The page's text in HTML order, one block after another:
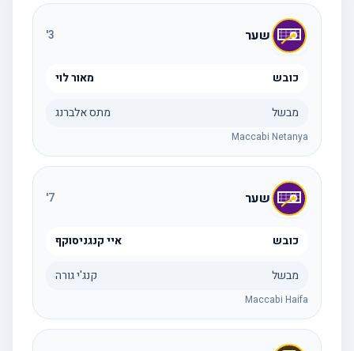
שער
כובש מאור לוי
מבשל מתס אלברנג
Maccabi Netanya
שער
כובש איי קנגניסוקף
מבשל קנג'י גורה
Maccabi Haifa